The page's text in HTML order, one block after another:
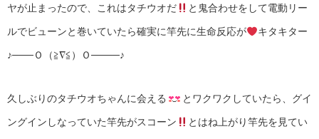
ヤが止まったので、これはタチウオだ と鬼合わせをして電動リー
ルでビューンと巻いていたら確実に竿先に生命反応が キタキター
♪───Ｏ（≧∇≦）Ｏ────♪
久しぶりのタチウオちゃんに会える とワクワクしていたら、グイ
ングインしなっていた竿先がスコーン とはね上がり竿先を見てい